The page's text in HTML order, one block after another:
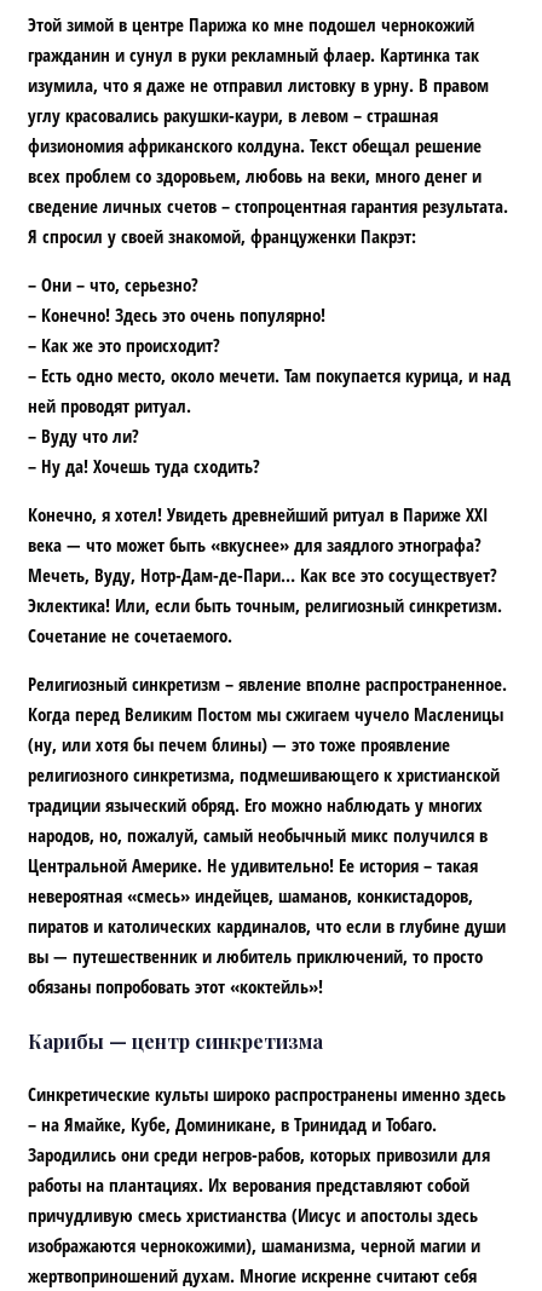
Этой зимой в центре Парижа ко мне подошел чернокожий
гражданин и сунул в руки рекламный флаер. Картинка так
изумила, что я даже не отправил листовку в урну. В правом
углу красовались ракушки-каури, в левом – страшная
физиономия африканского колдуна. Текст обещал решение
всех проблем со здоровьем, любовь на веки, много денег и
сведение личных счетов – стопроцентная гарантия результата.
Я спросил у своей знакомой, француженки Пакрэт:
– Они – что, серьезно?
– Конечно! Здесь это очень популярно!
– Как же это происходит?
– Есть одно место, около мечети. Там покупается курица, и над
ней проводят ритуал.
– Вуду что ли?
– Ну да! Хочешь туда сходить?
Конечно, я хотел! Увидеть древнейший ритуал в Париже XXI
века — что может быть «вкуснее» для заядлого этнографа?
Мечеть, Вуду, Нотр-Дам-де-Пари… Как все это сосуществует?
Эклектика! Или, если быть точным, религиозный синкретизм.
Сочетание не сочетаемого.
Религиозный синкретизм – явление вполне распространенное.
Когда перед Великим Постом мы сжигаем чучело Масленицы
(ну, или хотя бы печем блины) — это тоже проявление
религиозного синкретизма, подмешивающего к христианской
традиции языческий обряд. Его можно наблюдать у многих
народов, но, пожалуй, самый необычный микс получился в
Центральной Америке. Не удивительно! Ее история – такая
невероятная «смесь» индейцев, шаманов, конкистадоров,
пиратов и католических кардиналов, что если в глубине души
вы — путешественник и любитель приключений, то просто
обязаны попробовать этот «коктейль»!
Карибы — центр синкретизма
Синкретические культы широко распространены именно здесь
– на Ямайке, Кубе, Доминикане, в Тринидад и Тобаго.
Зародились они среди негров-рабов, которых привозили для
работы на плантациях. Их верования представляют собой
причудливую смесь христианства (Иисус и апостолы здесь
изображаются чернокожими), шаманизма, черной магии и
жертвоприношений духам. Многие искренне считают себя